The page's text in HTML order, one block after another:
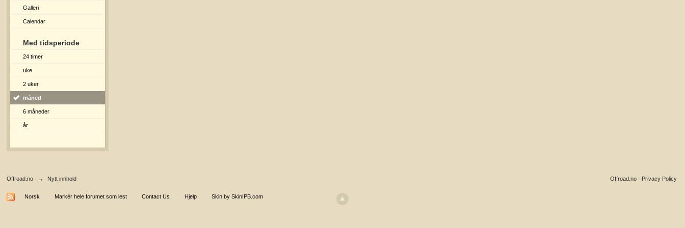
Galleri
Calendar
Med tidsperiode
24 timer
uke
2 uker
måned
6 måneder
år
Offroad.no → Nytt innhold Privacy Policy
Offroad.no ·
Norsk Markér hele forumet som lest Contact Us Hjelp Skin by SkinIPB.com